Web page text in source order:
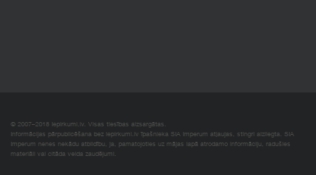
© 2007–2018 Iepirkumi.lv. Visas tiesības aizsargātas.
Informācijas pārpublicēšana bez iepirkumi.lv īpašnieka SIA Imperum atļaujas, stingri aizliegta. SIA
Imperum nenes nekādu atbildību, ja, pamatojoties uz mājas lapā atrodamo informāciju, radušies
materiāli vai citāda veida zaudējumi.